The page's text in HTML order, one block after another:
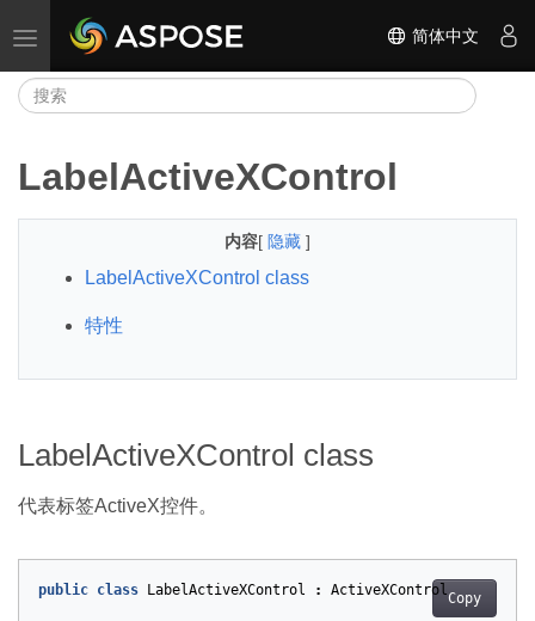
切换导航 简体中文
LabelActiveXControl
内容[ 隐藏 ]
LabelActiveXControl class
特性
LabelActiveXControl class
代表标签ActiveX控件。
Copy
public class LabelActiveXControl : ActiveXControl